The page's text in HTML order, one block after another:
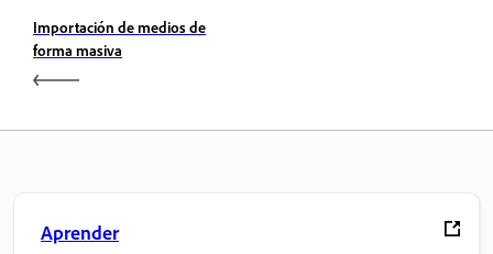
Importación de medios de
forma masiva
Aprender